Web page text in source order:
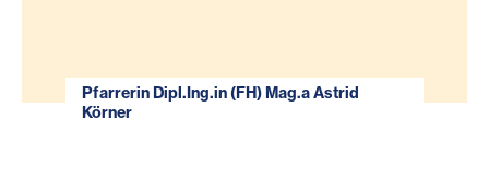
Pfarrerin Dipl.Ing.in (FH) Mag.a Astrid
Körner